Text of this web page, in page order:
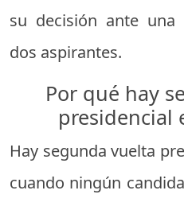
su decisión ante una
dos aspirantes.
Por qué hay
presidencial
Hay segunda vuelta
cuando ningún